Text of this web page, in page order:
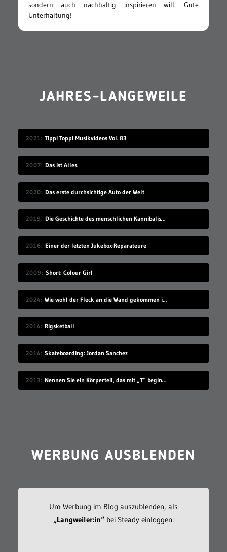
sondern auch nachhaltig inspirieren will. Gute
Unterhaltung!
JAHRES-LANGEWEILE
2021 Tippi Toppi Musikvideos Vol. 83
2007 Das ist Alles.
2020 Das erste durchsichtige Auto der Welt
2019 Die Geschichte des menschlichen Kannibalismus
2016 Einer der letzten Jukebox-Reparateure
2009 Short: Colour Girl
2024 Wie wohl der Fleck an die Wand gekommen ist?
2014 Rigsketball
2014 Skateboarding: Jordan Sanchez
2013 Nennen Sie ein Körperteil, das mit „T“ beginnt
WERBUNG AUSBLENDEN
Um Werbung im Blog auszublenden, als
„Langweiler:in“bei Steady einloggen: